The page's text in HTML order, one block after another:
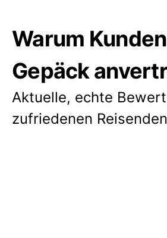
Warum
Gepäck
Aktuelle, echte
zufriedenen Reisenden